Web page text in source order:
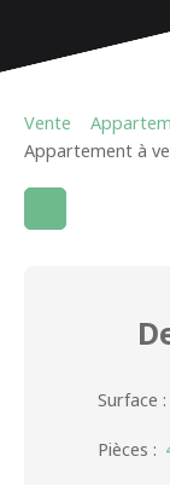
Vente
Appartement à
Surface :
Pièces :